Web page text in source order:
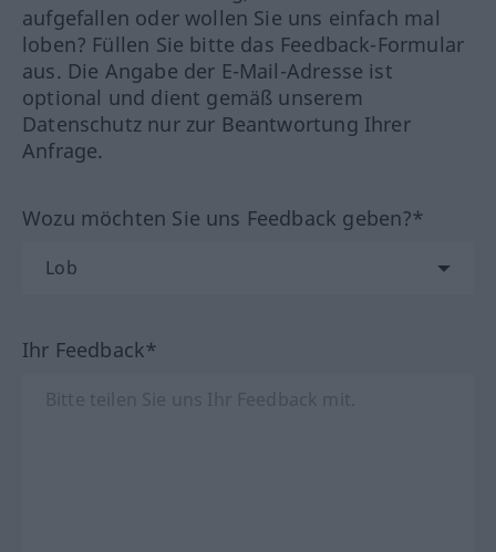
aufgefallen oder wollen Sie uns einfach mal
loben? Füllen Sie bitte das Feedback-Formular
aus. Die Angabe der E-Mail-Adresse ist
optional und dient gemäß unserem
Datenschutz nur zur Beantwortung Ihrer
Anfrage.
Wozu möchten Sie uns Feedback geben?*
Ihr Feedback*